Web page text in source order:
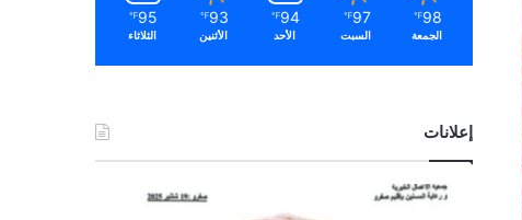
98
℉
الجمعة
97
℉
السبت
94
℉
الأحد
93
℉
الأثنين
95
℉
الثلاثاء
إعلانات